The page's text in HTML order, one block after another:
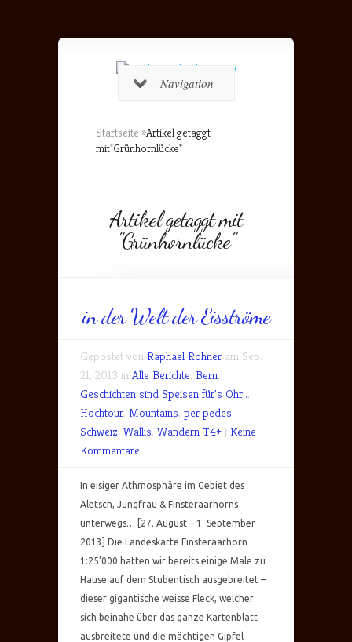
Navigation
Startseite »Artikel getaggt
mit"Grünhornlücke"
Artikel getaggt mit
"Grünhornlücke"
in der Welt der Eisströme
Gepostet von Raphael Rohner am Sep.
21, 2013 in Alle Berichte, Bern,
Geschichten sind Speisen für's Ohr..,
Hochtour, Mountains, per pedes,
Schweiz, Wallis, Wandern T4+ | Keine
Kommentare
In eisiger Athmosphäre im Gebiet des
Aletsch, Jungfrau & Finsteraarhorns
unterwegs… [27. August – 1. September
2013] Die Landeskarte Finsteraarhorn
1:25’000 hatten wir bereits einige Male zu
Hause auf dem Stubentisch ausgebreitet –
dieser gigantische weisse Fleck, welcher
sich beinahe über das ganze Kartenblatt
ausbreitete und die mächtigen Gipfel